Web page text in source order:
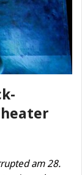
am 28.